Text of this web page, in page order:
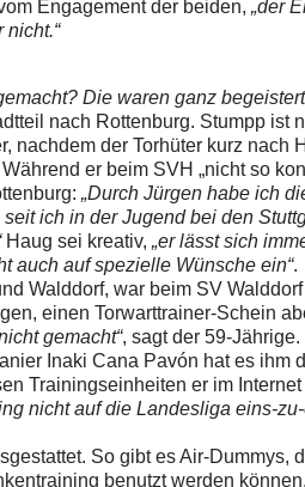
Engagement der beiden, „der
nicht.“
Die waren ganz
nach Rottenburg. Stumpp ist
nachdem der Torhüter kurz nach
er beim SVH „nicht so
„Durch Jürgen habe ich
ich in der Jugend bei den
Haug sei kreativ, „er lässt sich
auch auf spezielle Wünsche ein“.
Walddorf, war beim SV Walddorf
einen Torwarttrainer-Schein
gemacht“, sagt der 59-Jährige.
Inaki Cana Pavón hat es ihm
Trainingseinheiten er im Internet
nicht auf die Landesliga eins-
So gibt es Air-Dummys,
benutzt werden